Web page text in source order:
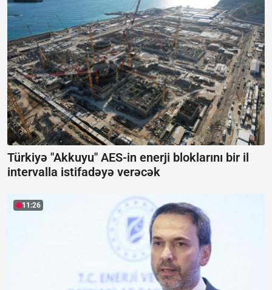
Türkiyə "Akkuyu" AES-in enerji bloklarını bir il
intervalla istifadəyə verəcək
11:26